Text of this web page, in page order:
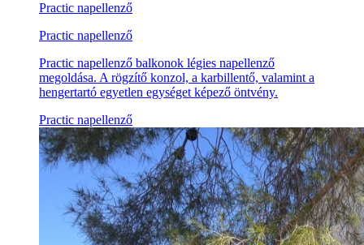
Practic napellenző
Practic napellenző
Practic napellenző balkonok légies napellenző
megoldása. A rögzítő konzol, a karbillentő, valamint a
hengertartó egyetlen egységet képező öntvény.
Practic napellenző